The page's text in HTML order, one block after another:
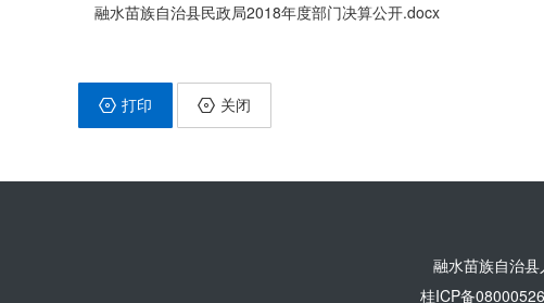
融水苗族自治县民政局2018年度部门决算公开.docx
打印 关闭
融水苗族自治
桂ICP备